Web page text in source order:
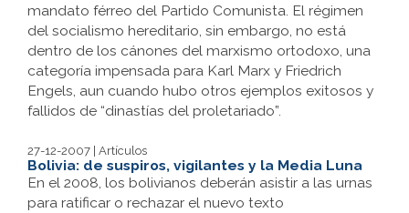
mandato férreo del Partido Comunista. El régimen
del socialismo hereditario, sin embargo, no está
dentro de los cánones del marxismo ortodoxo, una
categoría impensada para Karl Marx y Friedrich
Engels, aun cuando hubo otros ejemplos exitosos y
fallidos de “dinastías del proletariado”.
27-12-2007 | Artículos
Bolivia: de suspiros, vigilantes y la Media Luna
En el 2008, los bolivianos deberán asistir a las urnas
para ratificar o rechazar el nuevo texto